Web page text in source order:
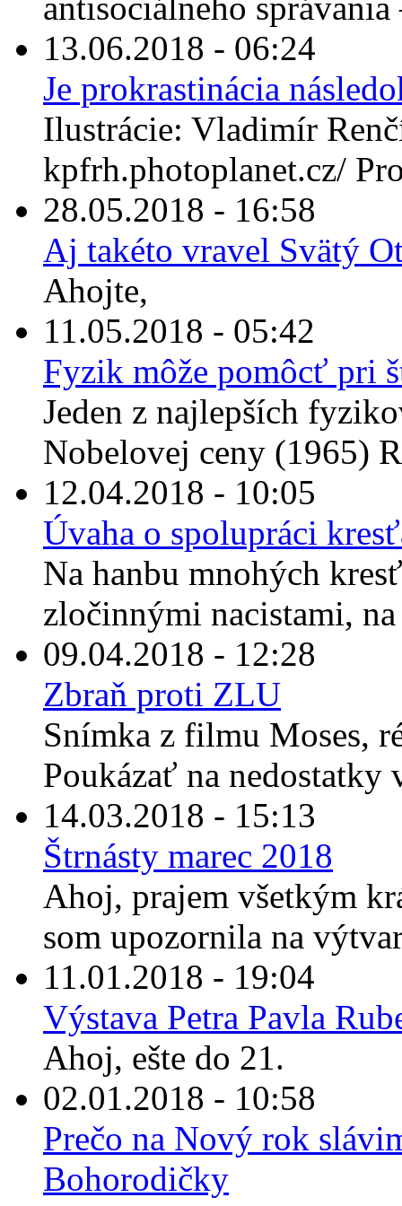
antisociálneho
13.06.2018 - 06:24
Je prokrastinácia
Ilustrácie: Vladimír
kpfrh.photoplanet.cz/
28.05.2018 - 16:58
Aj takéto vravel Svätý
Ahojte,
11.05.2018 - 05:42
Fyzik môže pomôcť pri
Jeden z najlepších
Nobelovej ceny (1965)
12.04.2018 - 10:05
Úvaha o spolupráci
Na hanbu mnohých
zločinnými nacistami,
09.04.2018 - 12:28
Zbraň proti ZLU
Snímka z filmu Moses,
Poukázať na
14.03.2018 - 15:13
Štrnásty marec 2018
Ahoj, prajem všetkým
som upozornila na
11.01.2018 - 19:04
Výstava Petra Pavla
Ahoj, ešte do 21.
02.01.2018 - 10:58
Prečo na Nový rok
Bohorodičky